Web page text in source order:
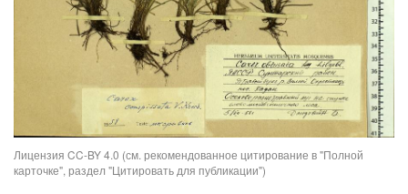
Лицензия CC-BY 4.0 (см. рекомендованное цитирование в "Полной
карточке", раздел "Цитировать для публикации")